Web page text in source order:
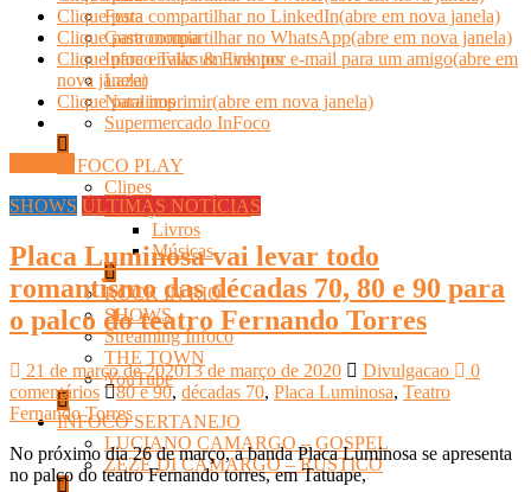
Festa
Gastronomia
Infoco Talks & Eventos
Lazer
Natalinos
Supermercado InFoco
INFOCO PLAY
Clipes
LANÇAMENTOS
Livros
Músicas
ROCK IN RIO
SHOWS
Streaming Infoco
THE TOWN
YouTube
INFOCO SERTANEJO
LUCIANO CAMARGO – GOSPEL
ZEZÉ DI CAMARGO – RÚSTICO
Clique para compartilhar no LinkedIn(abre em nova janela)
Clique para compartilhar no WhatsApp(abre em nova janela)
Clique para enviar um link por e-mail para um amigo(abre em
nova janela)
Clique para imprimir(abre em nova janela)
SHOWS ÚLTIMAS NOTÍCIAS
Placa Luminosa vai levar todo
romantismo das décadas 70, 80 e 90 para
o palco do teatro Fernando Torres
21 de março de 202013 de março de 2020 Divulgacao
0
comentários
80 e 90, décadas 70, Placa Luminosa, Teatro
Fernando Torres
No próximo dia 26 de março, a banda Placa Luminosa se apresenta
no palco do teatro Fernando torres, em Tatuape,